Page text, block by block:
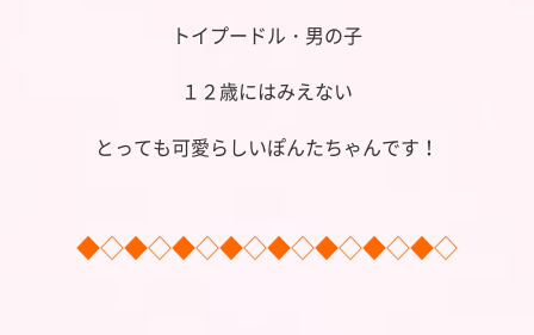
トイプードル・男の子
１２歳にはみえない
とっても可愛らしいぽんたちゃんです！
◆◇◆◇◆◇◆◇◆◇◆◇◆◇◆◇